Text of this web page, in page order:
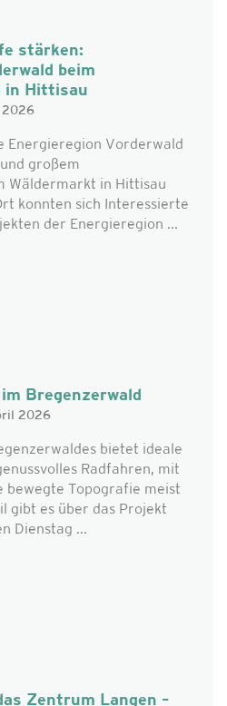
stärken:
beim
in Hittisau
2026
Energieregion Vorderwald
großem
Wäldermarkt in Hittisau
konnten sich Interessierte
der Energieregion ...
Bregenzerwald
2026
bietet ideale
Radfahren, mit
bewegte Topografie meist
gibt es über das Projekt
Dienstag ...
Zentrum Langen –